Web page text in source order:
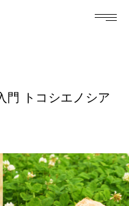
門 トコシエノシア